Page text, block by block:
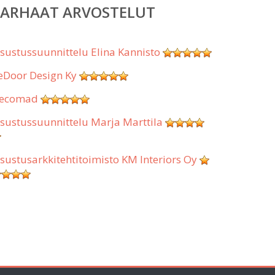
ARVOSTELUT
Elina Kannisto
Design Ky
Marja Marttila
KM Interiors Oy